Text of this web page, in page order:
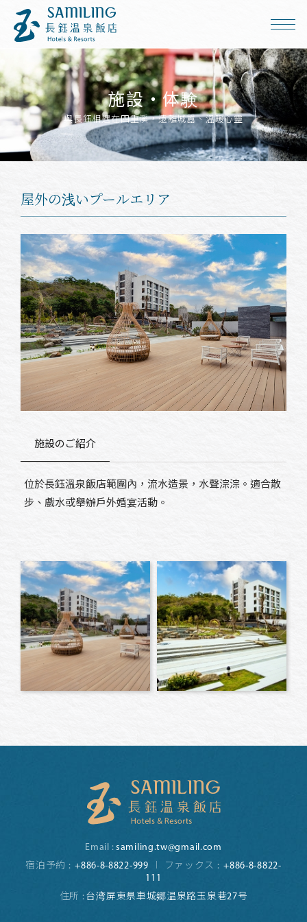
施設・体験
與長鈺相遇在四重溪，遠離城囂、溫暖心靈
屋外の浅いプールエリア
施設のご紹介
位於長鈺溫泉飯店範圍內，流水造景，水聲淙淙。適合散
步、戲水或舉辦戶外婚宴活動。
Email : samiling.tw@gmail.com
宿泊予約 : +886-8-8822-999 ファックス : +886-8-8822-
111
住所 : 台湾屏東県車城郷温泉路玉泉巷27号